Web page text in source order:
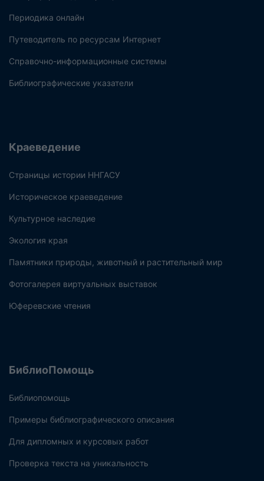
Периодика онлайн
Путеводитель по ресурсам Интернет
Справочно-информационные системы
Библиографические указатели
Краеведение
Страницы истории ННГАСУ
Историческое краеведение
Культурное наследие
Экология края
Памятники природы, животный и растительный мир
Фотогалерея виртуальных выставок
Юферевские чтения
БиблиоПомощь
Библиопомощь
Примеры библиографического описания
Для дипломных и курсовых работ
Проверка текста на уникальность